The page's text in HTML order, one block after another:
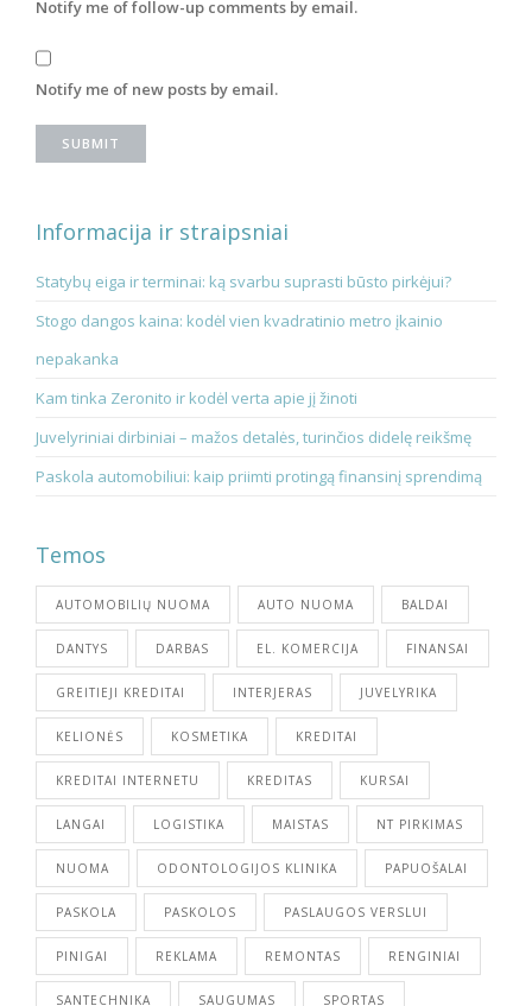
Notify me of follow-up comments by email.
Notify me of new posts by email.
Informacija ir straipsniai
Statybų eiga ir terminai: ką svarbu suprasti būsto pirkėjui?
Stogo dangos kaina: kodėl vien kvadratinio metro įkainio
nepakanka
Kam tinka Zeronito ir kodėl verta apie jį žinoti
Juvelyriniai dirbiniai – mažos detalės, turinčios didelę reikšmę
Paskola automobiliui: kaip priimti protingą finansinį sprendimą
Temos
AUTOMOBILIŲ NUOMA AUTO NUOMA BALDAI
DANTYS DARBAS EL. KOMERCIJA FINANSAI
GREITIEJI KREDITAI INTERJERAS JUVELYRIKA
KELIONĖS KOSMETIKA KREDITAI
KREDITAI INTERNETU KREDITAS KURSAI
LANGAI LOGISTIKA MAISTAS NT PIRKIMAS
NUOMA ODONTOLOGIJOS KLINIKA PAPUOŠALAI
PASKOLA PASKOLOS PASLAUGOS VERSLUI
PINIGAI REKLAMA REMONTAS RENGINIAI
SANTECHNIKA SAUGUMAS SPORTAS